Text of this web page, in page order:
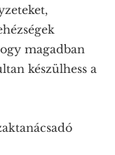
magadban
készülhess a